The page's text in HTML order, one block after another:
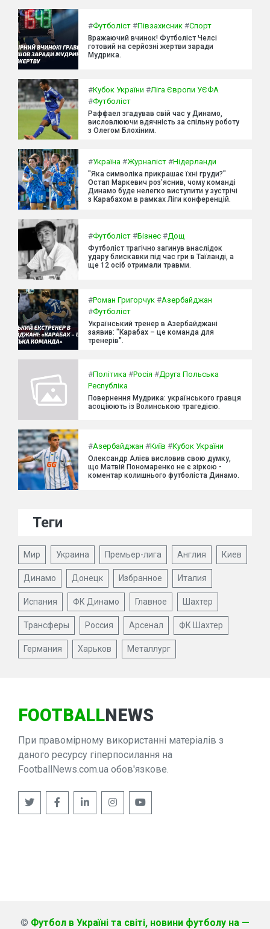
#Футболіст #Півзахисник #Спорт
Вражаючий вчинок! Футболіст Челсі
готовий на серйозні жертви заради
Мудрика.
#Кубок України #Ліга Європи УЄФА
#Футболіст
Раффаел згадував свій час у Динамо,
висловлюючи вдячність за спільну роботу
з Олегом Блохіним.
#Україна #Журналіст #Нідерланди
"Яка символіка прикрашає їхні груди?"
Остап Маркевич роз'яснив, чому команді
Динамо буде нелегко виступити у зустрічі
з Карабахом в рамках Ліги конференцій.
#Футболіст #Бізнес #Дощ
Футболіст трагічно загинув внаслідок
удару блискавки під час гри в Таїланді, а
ще 12 осіб отримали травми.
#Роман Григорчук #Азербайджан
#Футболіст
Український тренер в Азербайджані
заявив: "Карабах – це команда для
тренерів".
#Політика #Росія #Друга Польська
Республіка
Повернення Мудрика: українського гравця
асоціюють із Волинською трагедією.
#Азербайджан #Київ #Кубок України
Олександр Алієв висловив свою думку,
що Матвій Пономаренко не є зіркою -
коментар колишнього футболіста Динамо.
Теги
Мир Украина Премьер-лига Англия Киев
Динамо Донецк Избранное Италия
Испания ФК Динамо Главное Шахтер
Трансферы Россия Арсенал ФК Шахтер
Германия Харьков Металлург
FOOTBALLNEWS
При правомірному використанні матеріалів з
даного ресурсу гіперпосилання на
FootballNews.com.ua обов'язкове.
© Футбол в Україні та світі, новини футболу на —